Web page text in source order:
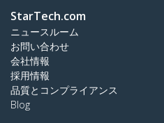
StarTech.com
ニュースルーム
お問い合わせ
会社情報
採用情報
品質とコンプライアンス
Blog